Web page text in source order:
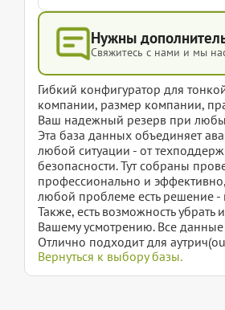
Нужны
Свяжитесь с нами и мы
Гибкий конфигуратор для
компании, размер компании,
Ваш надежный резерв при
Эта база данных объединяет
любой ситуации - от
безопасности. Тут собраны
профессионально и
любой проблеме есть решение -
Также, есть возможность
Вашему усмотрению. Все
Отлично подходит для
Вернуться к выбору базы.